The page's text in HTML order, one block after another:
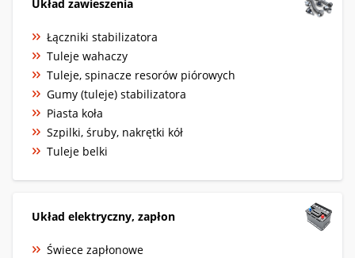
Układ zawieszenia
Łączniki stabilizatora
Tuleje wahaczy
Tuleje, spinacze resorów piórowych
Gumy (tuleje) stabilizatora
Piasta koła
Szpilki, śruby, nakrętki kół
Tuleje belki
Układ elektryczny, zapłon
Świece zapłonowe